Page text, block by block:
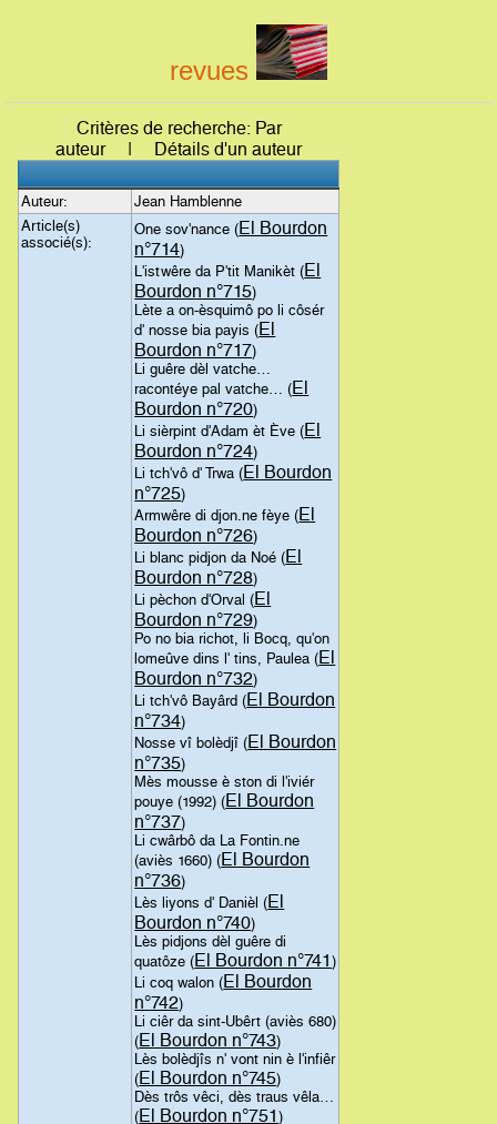
revues
Critères de recherche: Par
auteur | Détails d'un auteur
Auteur:
Jean Hamblenne
Article(s)
associé(s):
One sov'nance (El Bourdon
n°714)
L'istwêre da P'tit Manikèt (El
Bourdon n°715)
Lète a on-èsquimô po li côsér
d' nosse bia payis (El
Bourdon n°717)
Li guêre dèl vatche…
racontéye pal vatche… (El
Bourdon n°720)
Li sièrpint d'Adam èt Ève (El
Bourdon n°724)
Li tch'vô d' Trwa (El Bourdon
n°725)
Armwêre di djon.ne fèye (El
Bourdon n°726)
Li blanc pidjon da Noé (El
Bourdon n°728)
Li pèchon d'Orval (El
Bourdon n°729)
Po no bia richot, li Bocq, qu'on
lomeûve dins l' tins, Paulea (El
Bourdon n°732)
Li tch'vô Bayârd (El Bourdon
n°734)
Nosse vî bolèdjî (El Bourdon
n°735)
Mès mousse è ston di l'iviér
pouye (1992) (El Bourdon
n°737)
Li cwârbô da La Fontin.ne
(aviès 1660) (El Bourdon
n°736)
Lès liyons d' Danièl (El
Bourdon n°740)
Lès pidjons dèl guêre di
quatôze (El Bourdon n°741)
Li coq walon (El Bourdon
n°742)
Li ciêr da sint-Ubêrt (aviès 680)
(El Bourdon n°743)
Lès bolèdjîs n' vont nin è l'infiêr
(El Bourdon n°745)
Dès trôs vêci, dès traus vêla…
(El Bourdon n°751)